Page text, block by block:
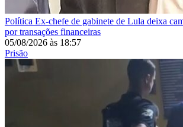
Política Ex-chefe de gabinete de Lula deixa
por transações financeiras
05/08/2026 às 18:57
Prisão